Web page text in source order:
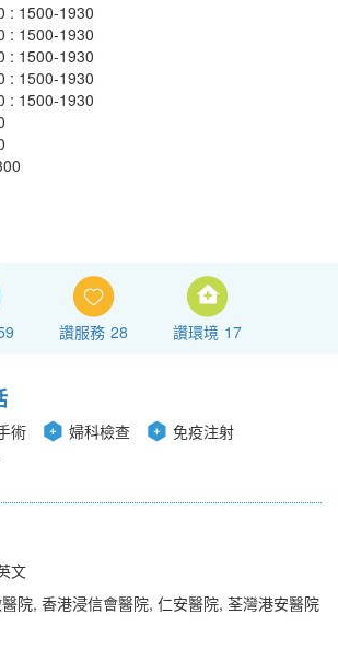
: 1500-1930
: 1500-1930
: 1500-1930
: 1500-1930
: 1500-1930
讚服務 28 讚環境 17
術 婦科檢查
免疫注射
文
院, 香港浸信會醫院, 仁安醫院, 荃灣港安醫院